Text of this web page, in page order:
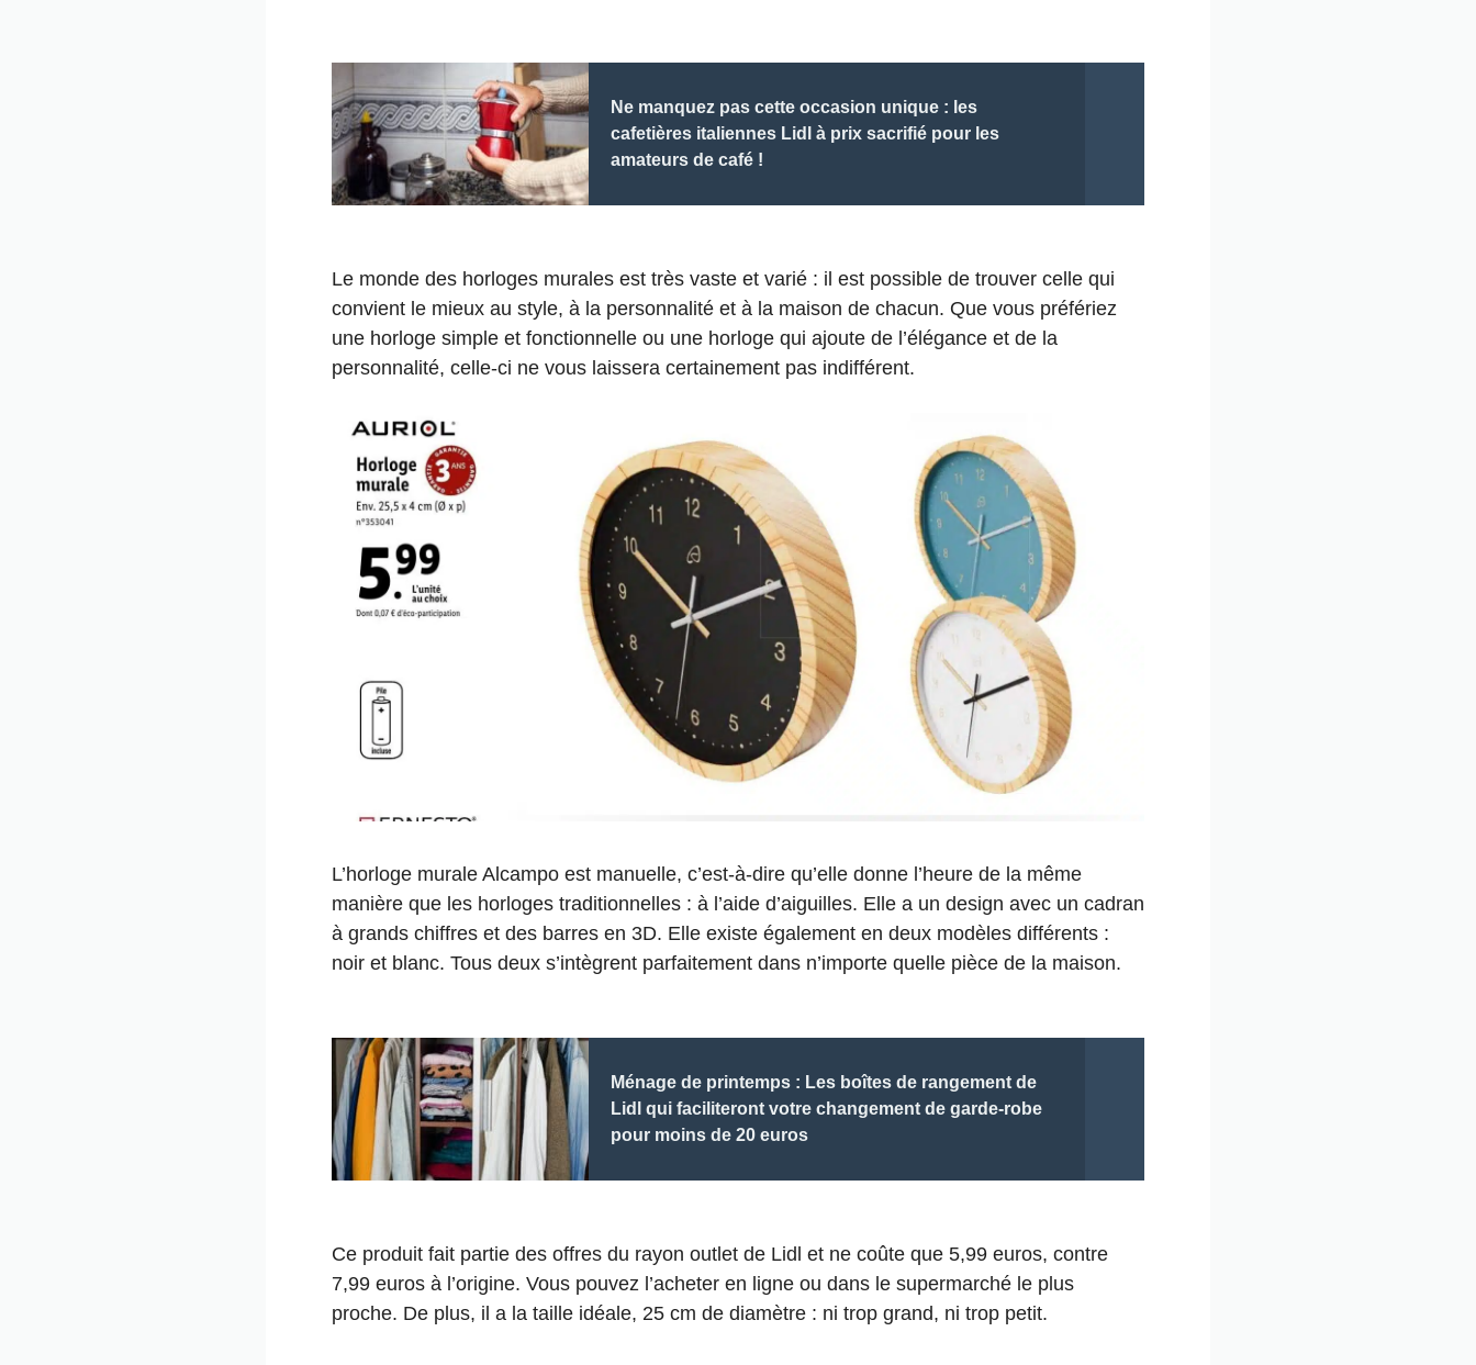
Ne manquez pas cette occasion unique : les
cafetières italiennes Lidl à prix sacrifié pour les
amateurs de café !
Le monde des horloges murales est très vaste et varié : il est possible de trouver celle qui
convient le mieux au style, à la personnalité et à la maison de chacun. Que vous préfériez
une horloge simple et fonctionnelle ou une horloge qui ajoute de l’élégance et de la
personnalité, celle-ci ne vous laissera certainement pas indifférent.
L’horloge murale Alcampo est manuelle, c’est-à-dire qu’elle donne l’heure de la même
manière que les horloges traditionnelles : à l’aide d’aiguilles. Elle a un design avec un cadran
à grands chiffres et des barres en 3D. Elle existe également en deux modèles différents :
noir et blanc. Tous deux s’intègrent parfaitement dans n’importe quelle pièce de la maison.
Ménage de printemps : Les boîtes de rangement de
Lidl qui faciliteront votre changement de garde-robe
pour moins de 20 euros
Ce produit fait partie des offres du rayon outlet de Lidl et ne coûte que 5,99 euros, contre
7,99 euros à l’origine. Vous pouvez l’acheter en ligne ou dans le supermarché le plus
proche. De plus, il a la taille idéale, 25 cm de diamètre : ni trop grand, ni trop petit.